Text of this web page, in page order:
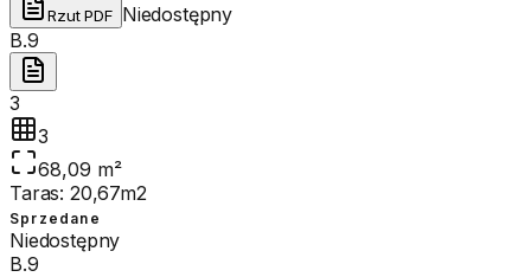
Rzut PDF Niedostępny
B.9
3
3
68,09 m²
Taras: 20,67m2
Sprzedane
Niedostępny
B.9